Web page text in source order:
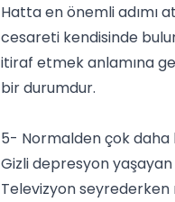
Hatta en önemli adımı
cesareti kendisinde
itiraf etmek anlamına
bir durumdur.
5- Normalden çok daha
Gizli depresyon
Televizyon